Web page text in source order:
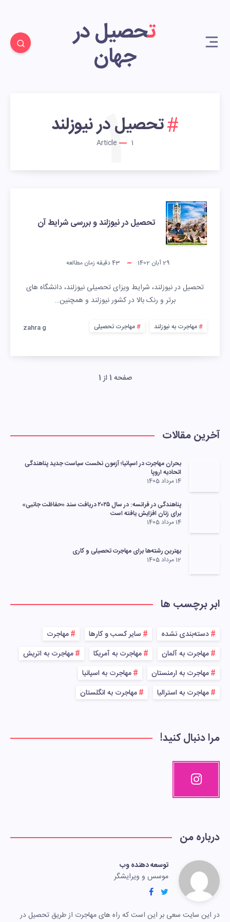
تحصیل در
جهان
تحصیل در نیوزلند
1
1
تحصیل در نیوزلند و بررسی شرایط آن
29 آبان 1402 43دقیقه زمان مطالعه
تحصیل در نیوزلند، شرایط ویزای تحصیلی نیوزلند، دانشگاه های
برتر و رنک بالا در کشور نیوزلند و همچنین…
مهاجرت به نیوزلند مهاجرت تحصیلی zahra g
صفحه 1 از 1
آخرین مقالات
بحران مهاجرت در اسپانیا؛ آزمون نخست سیاست جدید پناهندگی
اتحادیه اروپا
14 مرداد 1405
پناهندگی در فرانسه: در سال ۲۰۲۵ دریافت سند «حفاظت جانبی»
برای زنان افزایش یافته است
14 مرداد 1405
بهترین رشته‌ها برای مهاجرت تحصیلی و کاری
12 مرداد 1405
ابر برچسب ها
دسته‌بندی نشده سایر کسب و کارها
مهاجرت
مهاجرت به آلمان
مهاجرت به آمریکا
مهاجرت به اتریش
مهاجرت به ارمنستان
مهاجرت به اسپانیا
مهاجرت به استرالیا
مهاجرت به انگلستان
مرا دنبال کنید!
درباره من
توسعه دهنده وب
موسس و ویرایشگر
در این سایت سعی بر این است که راه های مهاجرت از طریق تحصیل در